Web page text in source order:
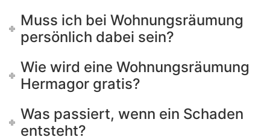
Muss ich bei Wohnungsräumung
persönlich dabei sein?
Wie wird eine Wohnungsräumung
Hermagor gratis?
Was passiert, wenn ein Schaden
entsteht?